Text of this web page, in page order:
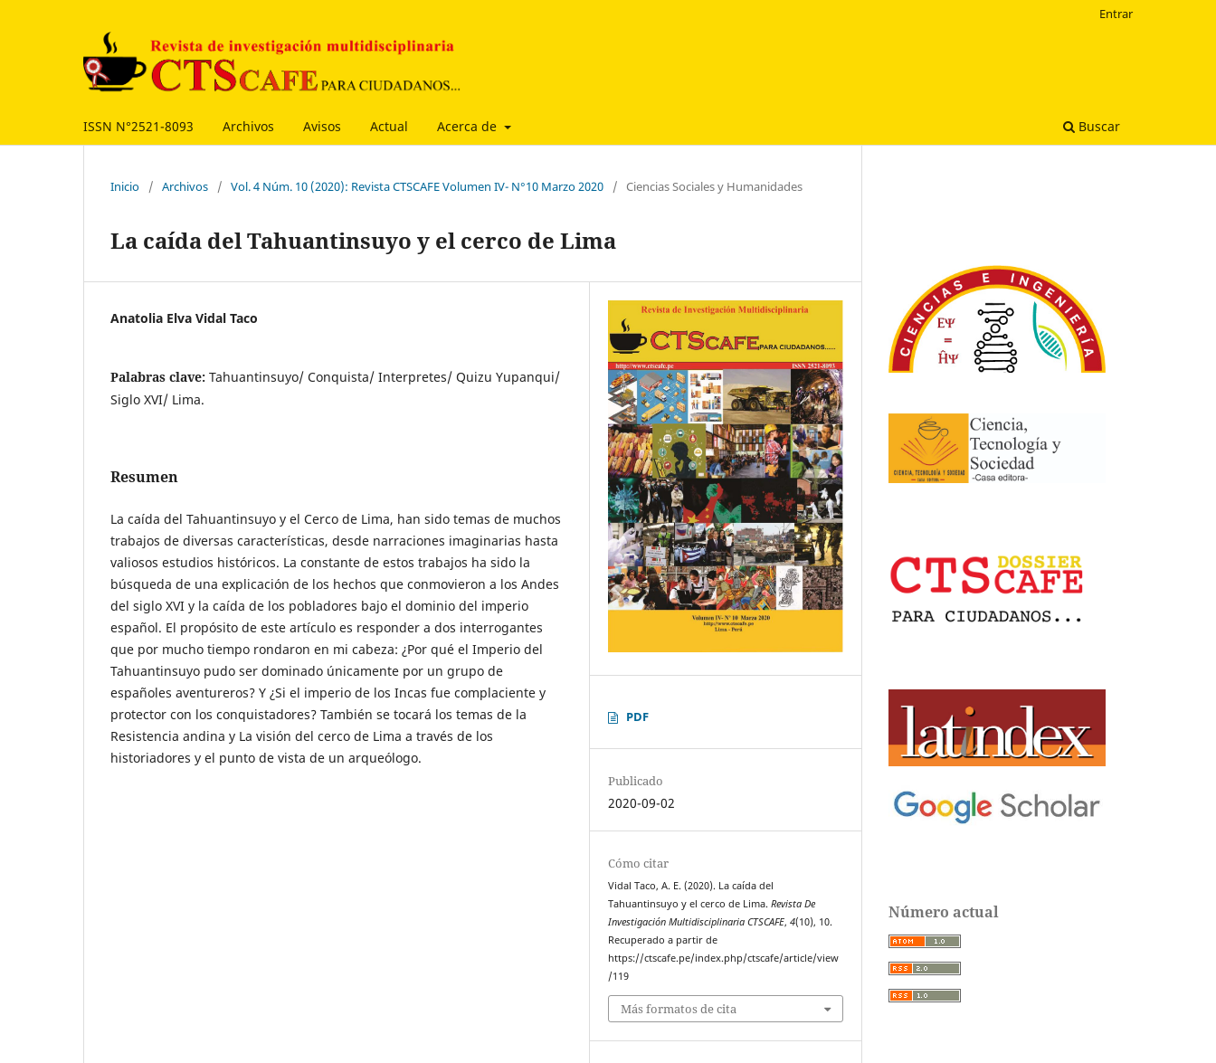
ISSN N°2521-8093 Archivos Avisos Actual Acerca de Buscar
Entrar
Inicio / Archivos / Vol. 4 Núm. 10 (2020): Revista CTSCAFE Volumen IV- N°10 Marzo 2020 / Ciencias Sociales y Humanidades
La caída del Tahuantinsuyo y el cerco de Lima
Anatolia Elva Vidal Taco
Palabras clave: Tahuantinsuyo/ Conquista/ Interpretes/ Quizu Yupanqui/
Siglo XVI/ Lima.
Resumen
La caída del Tahuantinsuyo y el Cerco de Lima, han sido temas de muchos
trabajos de diversas características, desde narraciones imaginarias hasta
valiosos estudios históricos. La constante de estos trabajos ha sido la
búsqueda de una explicación de los hechos que conmovieron a los Andes
del siglo XVI y la caída de los pobladores bajo el dominio del imperio
español. El propósito de este artículo es responder a dos interrogantes
que por mucho tiempo rondaron en mi cabeza: ¿Por qué el Imperio del
Tahuantinsuyo pudo ser dominado únicamente por un grupo de
españoles aventureros? Y ¿Si el imperio de los Incas fue complaciente y
protector con los conquistadores? También se tocará los temas de la
Resistencia andina y La visión del cerco de Lima a través de los
historiadores y el punto de vista de un arqueólogo.
PDF
Publicado
2020-09-02
Cómo citar
Vidal Taco, A. E. (2020). La caída del
Tahuantinsuyo y el cerco de Lima.Revista De
Investigación Multidisciplinaria CTSCAFE,4(10), 10.
Recuperado a partir de
https://ctscafe.pe/index.php/ctscafe/article/view
/119
Más formatos de cita
Número actual